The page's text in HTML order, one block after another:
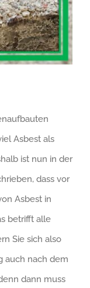
Asbest als
ist nun in der
dass vor
Asbest in
betrifft alle
Sie sich also
auch nach dem
dann muss